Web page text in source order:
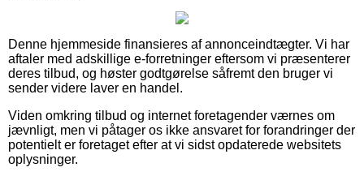
Denne hjemmeside finansieres af annonceindtægter. Vi har
aftaler med adskillige e-forretninger eftersom vi præsenterer
deres tilbud, og høster godtgørelse såfremt den bruger vi
sender videre laver en handel.
Viden omkring tilbud og internet foretagender værnes om
jævnligt, men vi påtager os ikke ansvaret for forandringer der
potentielt er foretaget efter at vi sidst opdaterede websitets
oplysninger.